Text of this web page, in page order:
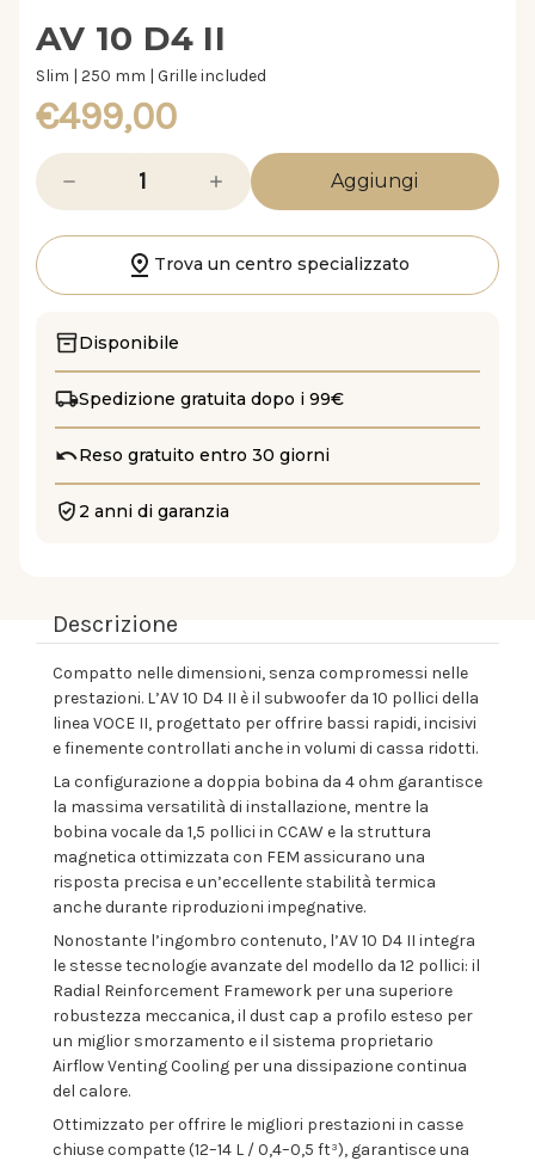
AV 10 D4 II
Slim | 250 mm | Grille included
€499,00
Diminuisci
quantità
di
II
Aumenta
quantità
di
10
II
Trova un centro specializzato
Disponibile
Spedizione gratuita dopo i 99€
Reso gratuito entro 30 giorni
2 anni di garanzia
Descrizione
Compatto nelle dimensioni, senza compromessi nelle
prestazioni. L’AV 10 D4 II è il subwoofer da 10 pollici della
linea VOCE II, progettato per offrire bassi rapidi, incisivi
e finemente controllati anche in volumi di cassa ridotti.
La configurazione a doppia bobina da 4 ohm garantisce
la massima versatilità di installazione, mentre la
bobina vocale da 1,5 pollici in CCAW e la struttura
magnetica ottimizzata con FEM assicurano una
risposta precisa e un’eccellente stabilità termica
anche durante riproduzioni impegnative.
Nonostante l’ingombro contenuto, l’AV 10 D4 II integra
le stesse tecnologie avanzate del modello da 12 pollici: il
Radial Reinforcement Framework per una superiore
robustezza meccanica, il dust cap a profilo esteso per
un miglior smorzamento e il sistema proprietario
Airflow Venting Cooling per una dissipazione continua
del calore.
Ottimizzato per offrire le migliori prestazioni in casse
chiuse compatte (12–14 L / 0,4–0,5 ft³), garantisce una